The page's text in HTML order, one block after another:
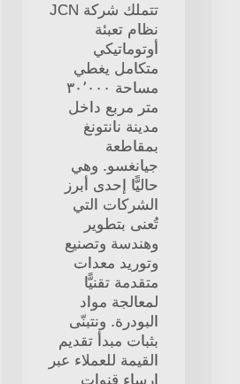
تتملك شركة JCN
نظام تعبئة
أوتوماتيكي
متكامل يغطي
مساحة ٣٠٬٠٠٠
متر مربع داخل
مدينة نانتونغ
بمقاطعة
جيانغسو. وهي
حاليًّا إحدى أبرز
الشركات التي
تُعنى بتطوير
وهندسة وتصنيع
وتوريد معدات
متقدمة تقنيًّا
لمعالجة مواد
البودرة. ونتبنّى
بثبات مبدأ تقديم
القيمة للعملاء عبر
إرساء قنوات